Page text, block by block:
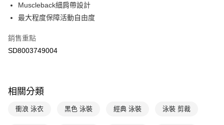
每筆NT$100，滿NT$1,500(含以上)免運費
Muscleback細肩帶設計
最大程度保障活動自由度
銷售重點
SD8003749004
相關分類
衝浪 泳衣 黑色 泳裝 經典 泳裝 泳裝 剪裁